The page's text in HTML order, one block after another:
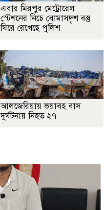
এবার মিরপুর মেট্রোরেল
স্টেশনের নিচে বোমাসদৃশ বস্তু
ঘিরে রেখেছে পুলিশ
আলজেরিয়ায় ভয়াবহ বাস
দুর্ঘটনায় নিহত ২৭